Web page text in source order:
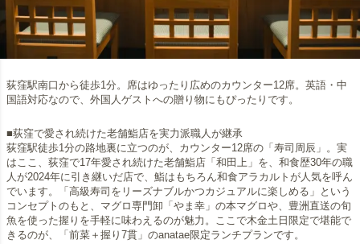
荻窪駅南口から徒歩1分。席はゆったり広めのカウンター12席。英語・中
国語対応なので、外国人ゲストへの贈り物にもぴったりです。
■荻窪で愛され続けた老舗鮨店を実力派職人が継承
荻窪駅徒歩1分の路地裏に立つのが、カウンター12席の「寿司周辰」。実
はここ、荻窪で17年愛され続けた老舗鮨店「和田上」を、和食歴30年の職
人が2024年に引き継いだ店で、鮨はもちろん和食アラカルトが人気を呼ん
でいます。「高級寿司をリーズナブルかつカジュアルに楽しめる」という
コンセプトのもと、マグロ専門卸「やま幸」の本マグロや、豊洲直送の旬
魚を使った握りを手軽に味わえるのが魅力。ここで木金土日限定で堪能で
きるのが、「前菜＋握り7貫」のanatae限定ランチプランです。